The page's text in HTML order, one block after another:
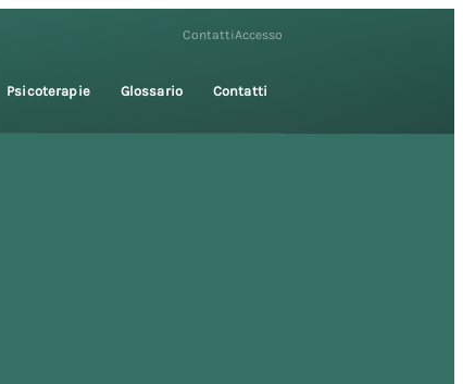
ContattiAccesso
Psicoterapie Glossario Contatti